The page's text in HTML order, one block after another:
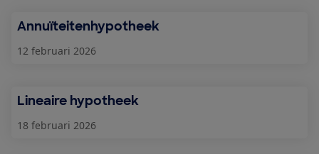
Annuïteitenhypotheek
12 februari 2026
Lineaire hypotheek
18 februari 2026